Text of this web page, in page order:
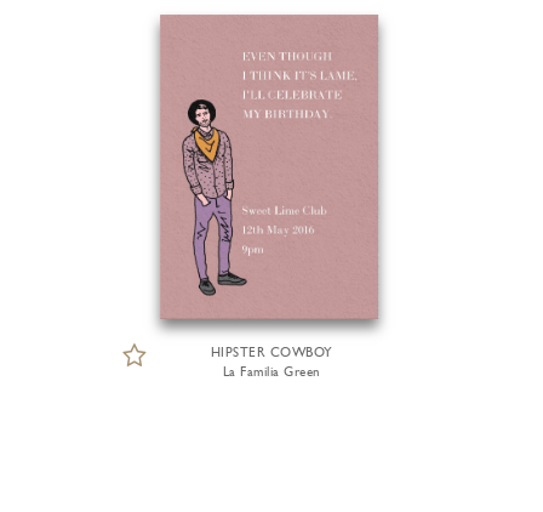
HIPSTER COWBOY
La Familia Green